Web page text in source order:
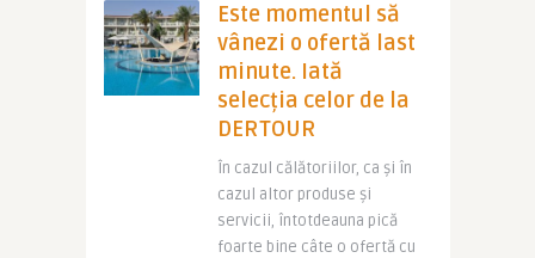
Este momentul să
vânezi o ofertă last
minute. Iată
selecția celor de la
DERTOUR
În cazul călătoriilor, ca și în
cazul altor produse și
servicii, întotdeauna pică
foarte bine câte o ofertă cu